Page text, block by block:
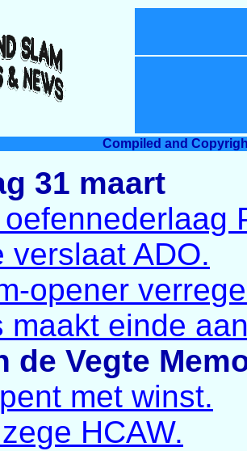
Compiled and
31 maart
verslaat ADO.
opener
maakt einde
de Vegte
met winst.
HCAW.